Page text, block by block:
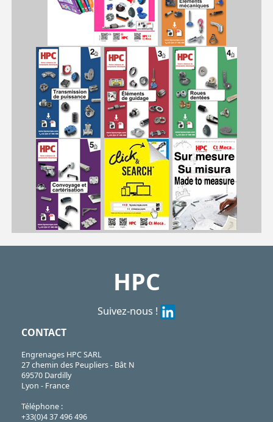
HPC
Suivez-nous !
CONTACT
Engrenages HPC SARL
27 chemin des Peupliers - Bât N
69570 Dardilly
Lyon - France
Téléphone :
+33(0)4 37 496 496